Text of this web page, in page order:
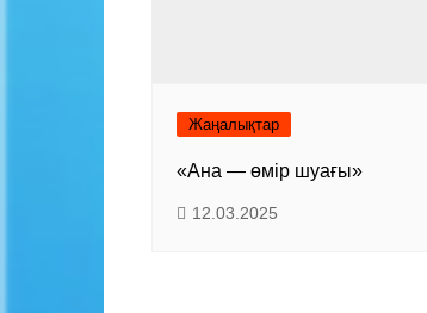
Жаңалықтар
«Ана — өмір шуағы»
12.03.2025